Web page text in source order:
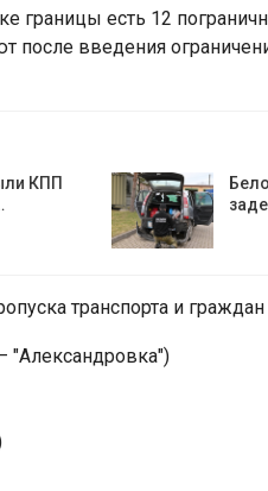
границы есть 12
после введения
КПП
транспорта и граждан
"Александровка")